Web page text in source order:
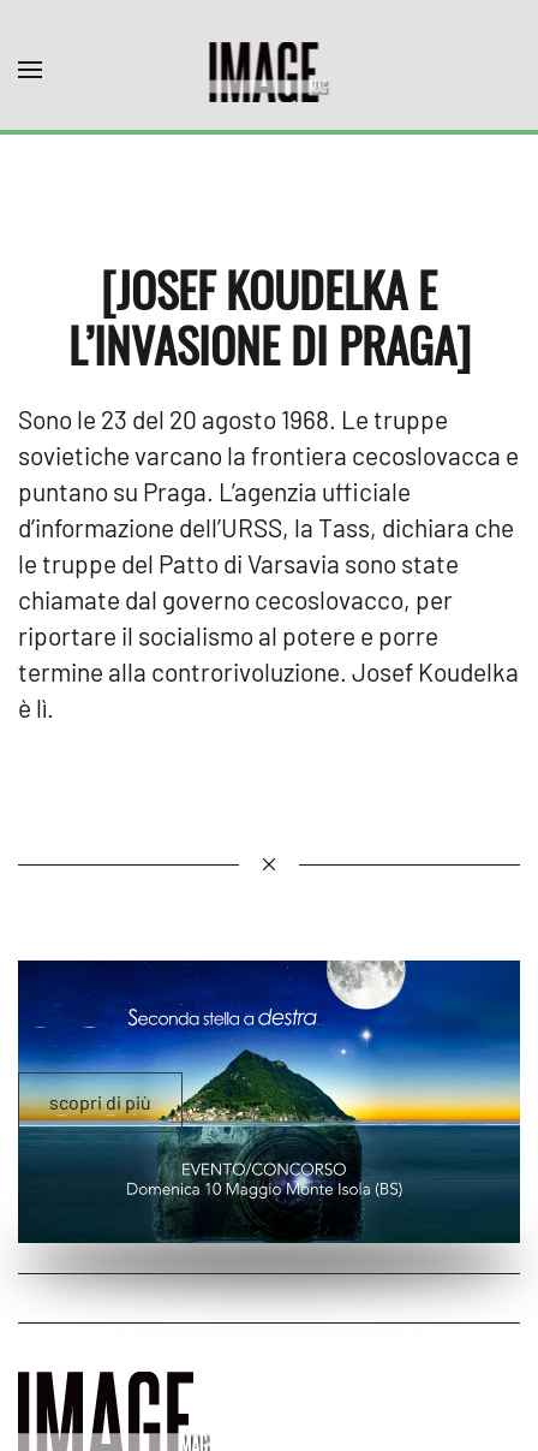
Skip to main content
[JOSEF KOUDELKA E
L’INVASIONE DI PRAGA]
Sono le 23 del 20 agosto 1968. Le truppe
sovietiche varcano la frontiera cecoslovacca e
puntano su Praga. L’agenzia ufficiale
d’informazione dell’URSS, la Tass, dichiara che
le truppe del Patto di Varsavia sono state
chiamate dal governo cecoslovacco, per
riportare il socialismo al potere e porre
termine alla controrivoluzione. Josef Koudelka
è lì.
scopri di più